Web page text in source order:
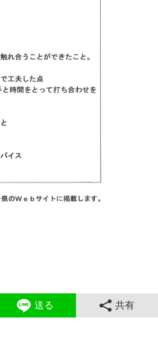
送る 共有